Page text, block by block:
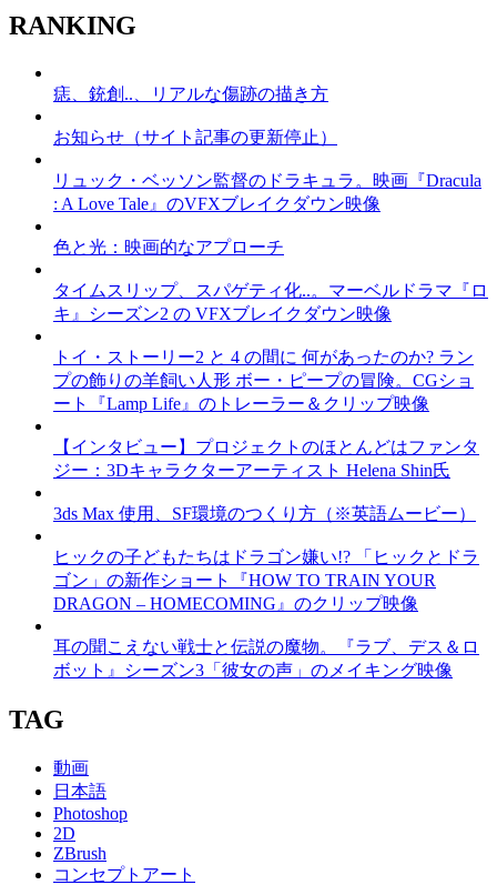
RANKING
痣、銃創..、リアルな傷跡の描き方
お知らせ（サイト記事の更新停止）
リュック・ベッソン監督のドラキュラ。映画『Dracula
: A Love Tale』のVFXブレイクダウン映像
色と光：映画的なアプローチ
タイムスリップ、スパゲティ化..。マーベルドラマ『ロ
キ』シーズン2 の VFXブレイクダウン映像
トイ・ストーリー2 と 4 の間に 何があったのか? ラン
プの飾りの羊飼い人形 ボー・ピープの冒険。CGショ
ート『Lamp Life』のトレーラー＆クリップ映像
【インタビュー】プロジェクトのほとんどはファンタ
ジー：3Dキャラクターアーティスト Helena Shin氏
3ds Max 使用、SF環境のつくり方（※英語ムービー）
ヒックの子どもたちはドラゴン嫌い!? 「ヒックとドラ
ゴン」の新作ショート『HOW TO TRAIN YOUR
DRAGON – HOMECOMING』のクリップ映像
耳の聞こえない戦士と伝説の魔物。『ラブ、デス＆ロ
ボット』シーズン3「彼女の声」のメイキング映像
TAG
動画
日本語
Photoshop
2D
ZBrush
コンセプトアート